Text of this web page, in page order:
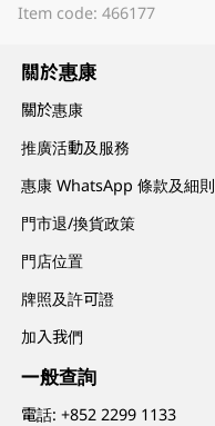
Item code: 466177
關於惠康
關於惠康
推廣活動及服務
惠康 WhatsApp 條款及細則
門市退/換貨政策
門店位置
牌照及許可證
加入我們
一般查詢
電話:+852 2299 1133